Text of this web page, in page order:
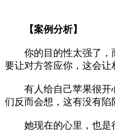
【案例分析】
你的目的性太强了，
要让对方答应你，这会让
有人给自己苹果很开
们反而会想，这有没有陷
她现在的心里，也是很